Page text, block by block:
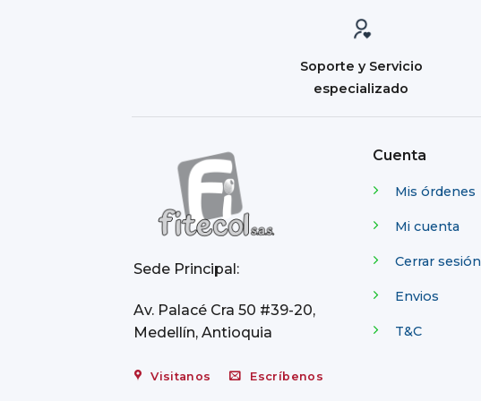
Soporte y Servicio
especializado
Sede Principal:
Av. Palacé Cra 50 #39-20,
Medellín, Antioquia
Visitanos Escríbenos
Cuenta
Mis órdenes
Mi cuenta
Cerrar sesión
Envios
T&C